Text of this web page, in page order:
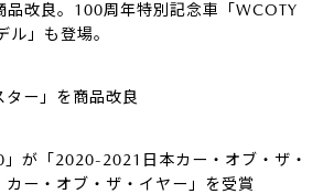
改良。100周年特別記念車「WCOTY
ル」も登場。
ター」を商品改良
が「2020-2021日本カー・オブ・ザ・
カー・オブ・ザ・イヤー」を受賞